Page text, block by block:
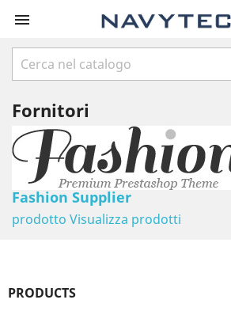

Fornitori
Fashion Supplier
prodotto Visualizza prodotti
PRODUCTS